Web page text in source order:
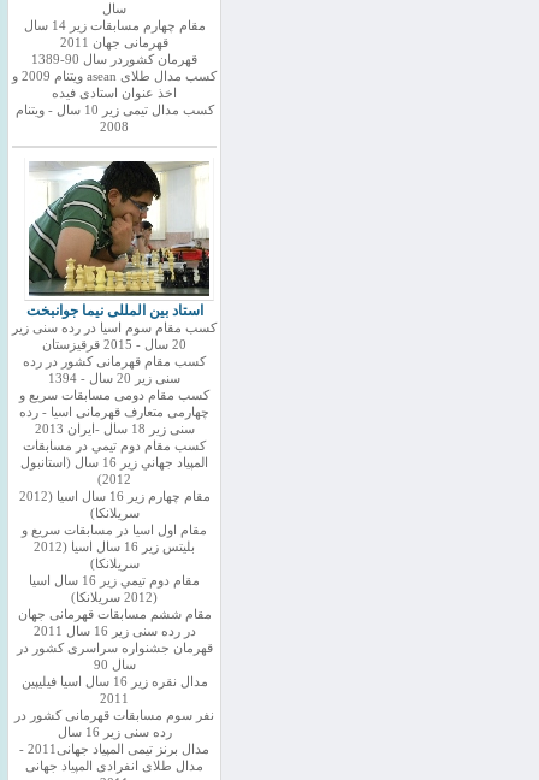
سال
مقام چهارم مسابقات زیر 14 سال
قهرمانی جهان 2011
قهرمان کشوردر سال 90-1389
کسب مدال طلای asean ویتنام 2009 و
اخذ عنوان استادی فیده
کسب مدال تیمی زیر 10 سال - ویتنام
2008
استاد بین المللی نیما جوانبخت
کسب مقام سوم اسیا در رده سنی زیر
20 سال - 2015 قرقیزستان
کسب مقام قهرمانی کشور در رده
سنی زیر 20 سال - 1394
کسب مقام دومی مسابقات سریع و
چهارمی متعارف قهرمانی اسیا - رده
سنی زیر 18 سال -ایران 2013
كسب مقام دوم تيمي در مسابقات
المپياد جهاني زير 16 سال (استانبول
2012)
مقام چهارم زير 16 سال اسيا (2012
سريلانكا)
مقام اول اسيا در مسابقات سريع و
بليتس زير 16 سال اسيا (2012
سريلانكا)
مقام دوم تيمي زير 16 سال اسيا
(2012 سريلانكا)
مقام ششم مسابقات قهرمانی جهان
در رده سنی زیر 16 سال 2011
قهرمان جشنواره سراسری کشور در
سال 90
مدال نقره زیر 16 سال اسیا فیلیپین
2011
نفر سوم مسابقات قهرمانی کشور در
رده سنی زیر 16 سال
مدال برنز تیمی المپیاد جهانی2011 -
مدال طلای انفرادی المپیاد جهانی